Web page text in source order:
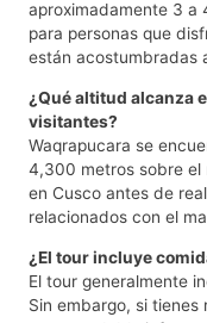
aproximadamente 3 a
para personas que
están acostumbradas
¿Qué altitud alcanza
visitantes?
Waqrapucara se
4,300 metros sobre el
en Cusco antes de
relacionados con el
¿El tour incluye
El tour generalmente
Sin embargo, si